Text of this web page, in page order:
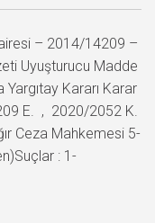
– 2014/14209 –
Uyuşturucu Madde
Kararı Karar
E. , 2020/2052 K.
Ceza Mahkemesi 5-
: 1-